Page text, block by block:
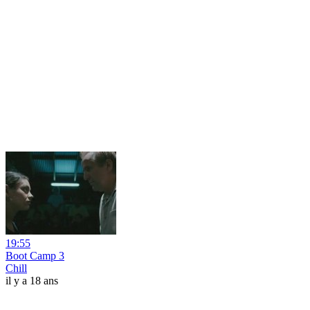
19:55
Boot Camp 3
Chill
il y a 18 ans